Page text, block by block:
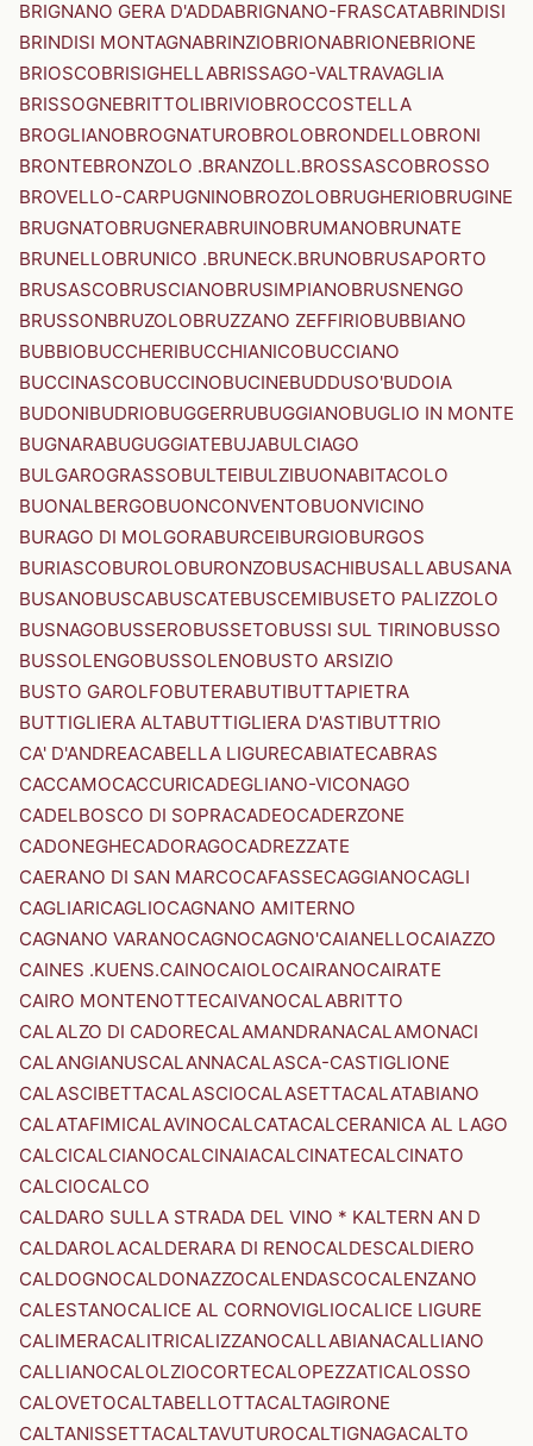
BRIGNANO GERA D'ADDABRIGNANO-FRASCATABRINDISI
BRINDISI MONTAGNABRINZIOBRIONABRIONEBRIONE
BRIOSCOBRISIGHELLABRISSAGO-VALTRAVAGLIA
BRISSOGNEBRITTOLIBRIVIOBROCCOSTELLA
BROGLIANOBROGNATUROBROLOBRONDELLOBRONI
BRONTEBRONZOLO .BRANZOLL.BROSSASCOBROSSO
BROVELLO-CARPUGNINOBROZOLOBRUGHERIOBRUGINE
BRUGNATOBRUGNERABRUINOBRUMANOBRUNATE
BRUNELLOBRUNICO .BRUNECK.BRUNOBRUSAPORTO
BRUSASCOBRUSCIANOBRUSIMPIANOBRUSNENGO
BRUSSONBRUZOLOBRUZZANO ZEFFIRIOBUBBIANO
BUBBIOBUCCHERIBUCCHIANICOBUCCIANO
BUCCINASCOBUCCINOBUCINEBUDDUSO'BUDOIA
BUDONIBUDRIOBUGGERRUBUGGIANOBUGLIO IN MONTE
BUGNARABUGUGGIATEBUJABULCIAGO
BULGAROGRASSOBULTEIBULZIBUONABITACOLO
BUONALBERGOBUONCONVENTOBUONVICINO
BURAGO DI MOLGORABURCEIBURGIOBURGOS
BURIASCOBUROLOBURONZOBUSACHIBUSALLABUSANA
BUSANOBUSCABUSCATEBUSCEMIBUSETO PALIZZOLO
BUSNAGOBUSSEROBUSSETOBUSSI SUL TIRINOBUSSO
BUSSOLENGOBUSSOLENOBUSTO ARSIZIO
BUSTO GAROLFOBUTERABUTIBUTTAPIETRA
BUTTIGLIERA ALTABUTTIGLIERA D'ASTIBUTTRIO
CA' D'ANDREACABELLA LIGURECABIATECABRAS
CACCAMOCACCURICADEGLIANO-VICONAGO
CADELBOSCO DI SOPRACADEOCADERZONE
CADONEGHECADORAGOCADREZZATE
CAERANO DI SAN MARCOCAFASSECAGGIANOCAGLI
CAGLIARICAGLIOCAGNANO AMITERNO
CAGNANO VARANOCAGNOCAGNO'CAIANELLOCAIAZZO
CAINES .KUENS.CAINOCAIOLOCAIRANOCAIRATE
CAIRO MONTENOTTECAIVANOCALABRITTO
CALALZO DI CADORECALAMANDRANACALAMONACI
CALANGIANUSCALANNACALASCA-CASTIGLIONE
CALASCIBETTACALASCIOCALASETTACALATABIANO
CALATAFIMICALAVINOCALCATACALCERANICA AL LAGO
CALCICALCIANOCALCINAIACALCINATECALCINATO
CALCIOCALCO
CALDARO SULLA STRADA DEL VINO * KALTERN AN D
CALDAROLACALDERARA DI RENOCALDESCALDIERO
CALDOGNOCALDONAZZOCALENDASCOCALENZANO
CALESTANOCALICE AL CORNOVIGLIOCALICE LIGURE
CALIMERACALITRICALIZZANOCALLABIANACALLIANO
CALLIANOCALOLZIOCORTECALOPEZZATICALOSSO
CALOVETOCALTABELLOTTACALTAGIRONE
CALTANISSETTACALTAVUTUROCALTIGNAGACALTO